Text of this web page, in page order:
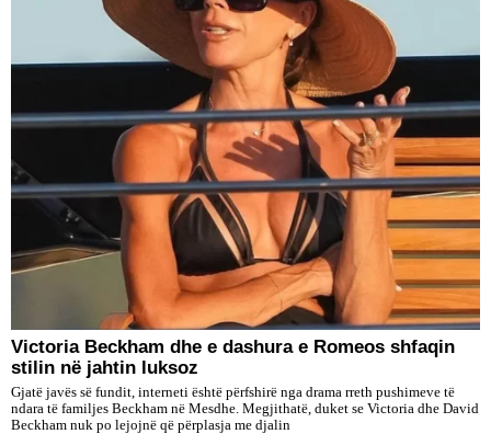
Victoria Beckham dhe e dashura e Romeos shfaqin
stilin në jahtin luksoz
Gjatë javës së fundit, interneti është përfshirë nga drama rreth pushimeve të
ndara të familjes Beckham në Mesdhe. Megjithatë, duket se Victoria dhe David
Beckham nuk po lejojnë që përplasja me djalin